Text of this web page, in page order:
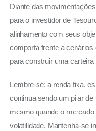
Diante das
para o investidor de
alinhamento com seus
comporta frente a cenários
para construir uma carteira
Lembre-se: a renda fixa,
continua sendo um pilar
mesmo quando o
volatilidade. Mantenha-se